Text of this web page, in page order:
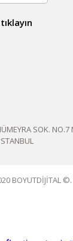
SOK. NO.7
BOYUTDİJİTAL